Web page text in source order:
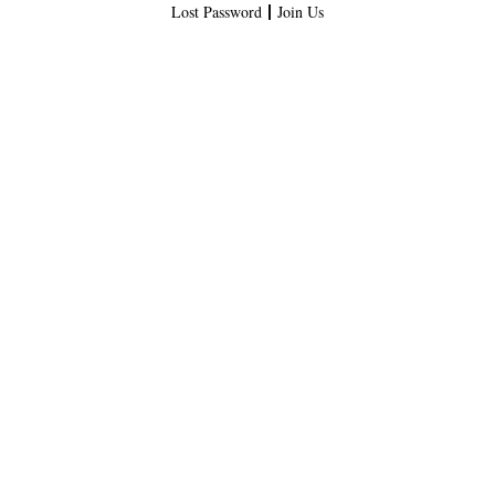
Lost Password Join Us